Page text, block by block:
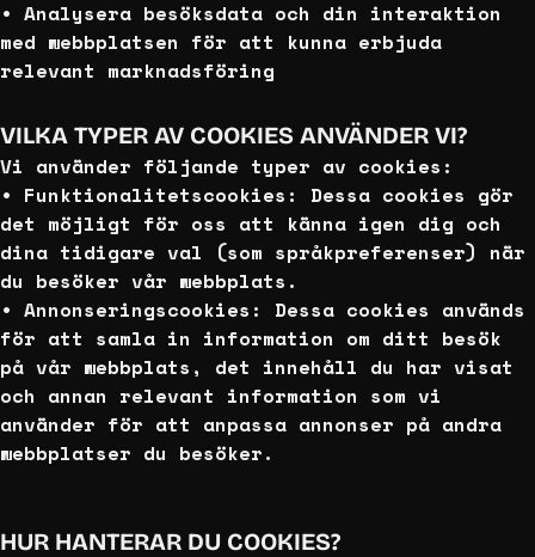
• Analysera besöksdata och din interaktion
med webbplatsen för att kunna erbjuda
relevant marknadsföring
VILKA TYPER AV COOKIES ANVÄNDER VI?
Vi använder följande typer av cookies:
• Funktionalitetscookies: Dessa cookies gör
det möjligt för oss att känna igen dig och
dina tidigare val (som språkpreferenser) när
du besöker vår webbplats.
• Annonseringscookies: Dessa cookies används
för att samla in information om ditt besök
på vår webbplats, det innehåll du har visat
och annan relevant information som vi
använder för att anpassa annonser på andra
webbplatser du besöker.
HUR HANTERAR DU COOKIES?